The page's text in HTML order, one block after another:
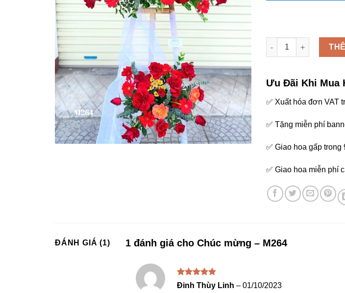
Chúc mừng - M264 số
Ưu Đãi Khi Mua
✅ Xuất hóa đơn VAT
✅ Tặng miễn phí
✅ Giao hoa gấp trong
✅ Giao hoa miễn phí
ĐÁNH GIÁ (1) 1 đánh giá cho Chúc mừng – M264
Được xếp
Đinh Thùy Linh – 01/10/2023